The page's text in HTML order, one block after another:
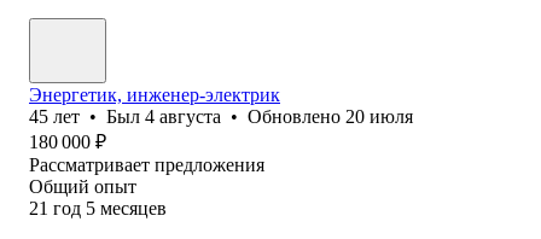
Энергетик, инженер-электрик
45 лет • Был 4 августа • Обновлено 20 июля
180 000 ₽
Рассматривает предложения
Общий опыт
21 год 5 месяцев